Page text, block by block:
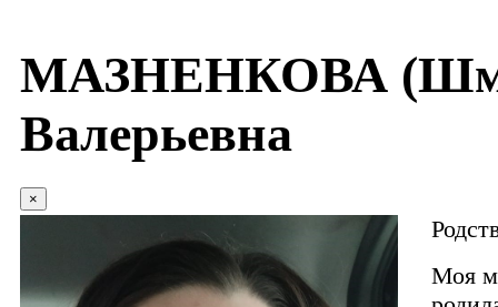
МАЗНЕНКОВА
Валерьевна
×
Моя